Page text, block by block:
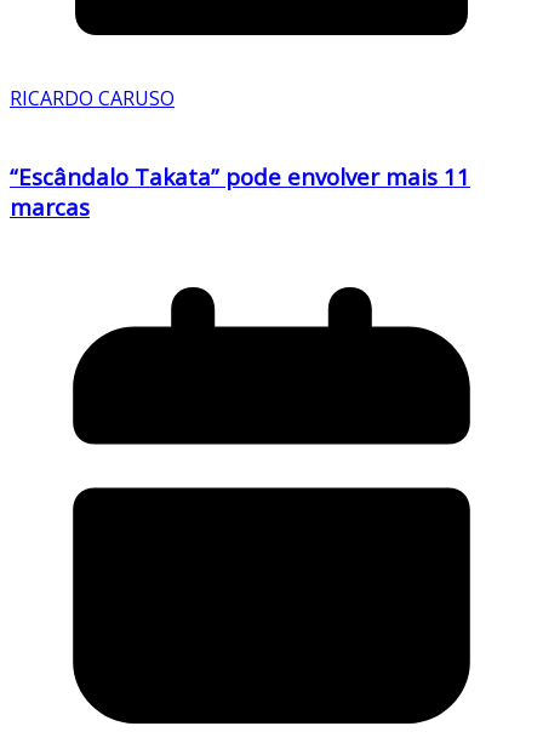
RICARDO CARUSO
“Escândalo Takata” pode envolver mais 11
marcas